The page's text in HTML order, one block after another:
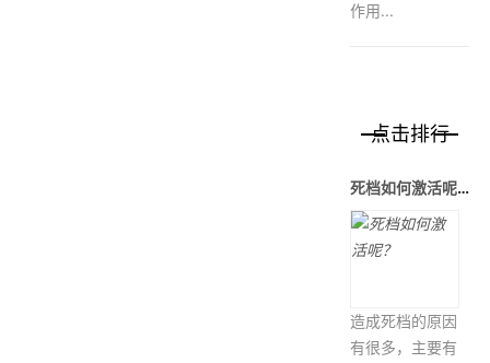
作用...
点击排行
死档如何激活呢？
造成死档的原因
有很多，主要有